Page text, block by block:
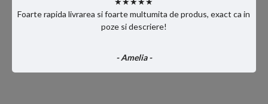
Foarte rapida livrarea si foarte multumita de produs, exact ca in
poze si descriere!
- Amelia -